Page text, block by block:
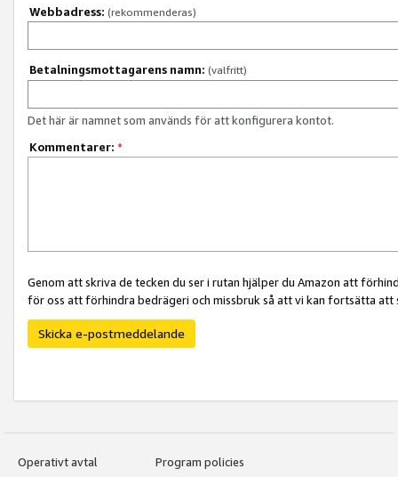
Webbadress: (rekommenderas)
Betalningsmottagarens namn: (valfritt)
Det här är namnet som används för att konfigurera kontot.
Kommentarer: *
Genom att skriva de tecken du ser i rutan hjälper du Amazon att
för oss att förhindra bedrägeri och missbruk så att vi kan fortsätta
Skicka e-postmeddelande
Operativt avtal
Program policies